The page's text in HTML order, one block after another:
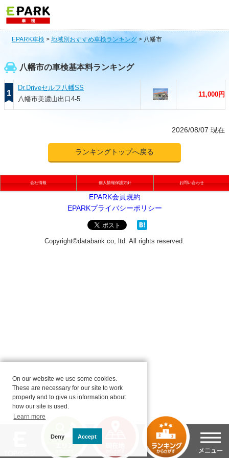
EPARK車検 > 地域別おすすめ車検ランキング> 八幡市
八幡市の車検基本料ランキング
1
Dr.Driveセルフ八幡SS
八幡市美濃山出口4-5
11,000円
2026/08/07 現在
ランキングトップへ戻る
会社情報 個人情報保護方針 お問い合わせ
On our website we use some cookies.
These are necessary for our site to work
properly and to give us information about
how our site is used.
Learn more
Deny Accept